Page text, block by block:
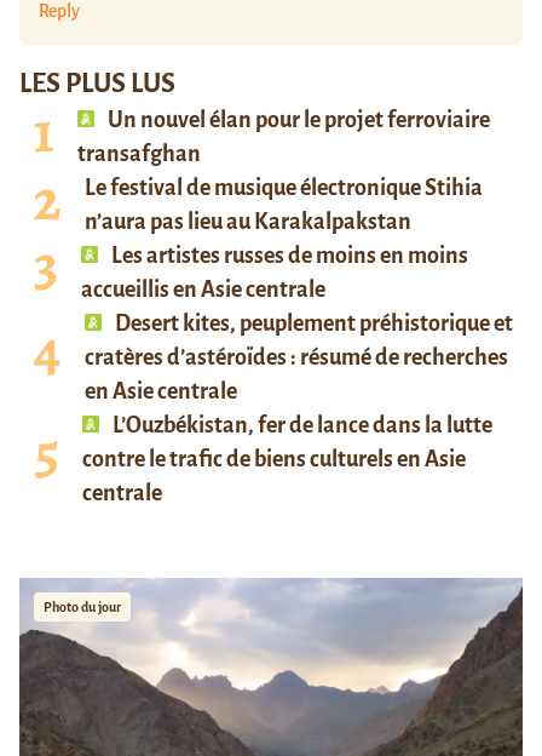
LES PLUS LUS
Un nouvel élan pour le projet ferroviaire
transafghan
Le festival de musique électronique Stihia
n’aura pas lieu au Karakalpakstan
Les artistes russes de moins en moins
accueillis en Asie centrale
Desert kites, peuplement préhistorique et
cratères d’astéroïdes : résumé de recherches
en Asie centrale
L’Ouzbékistan, fer de lance dans la lutte
contre le trafic de biens culturels en Asie
centrale
Photo du jour
Reply